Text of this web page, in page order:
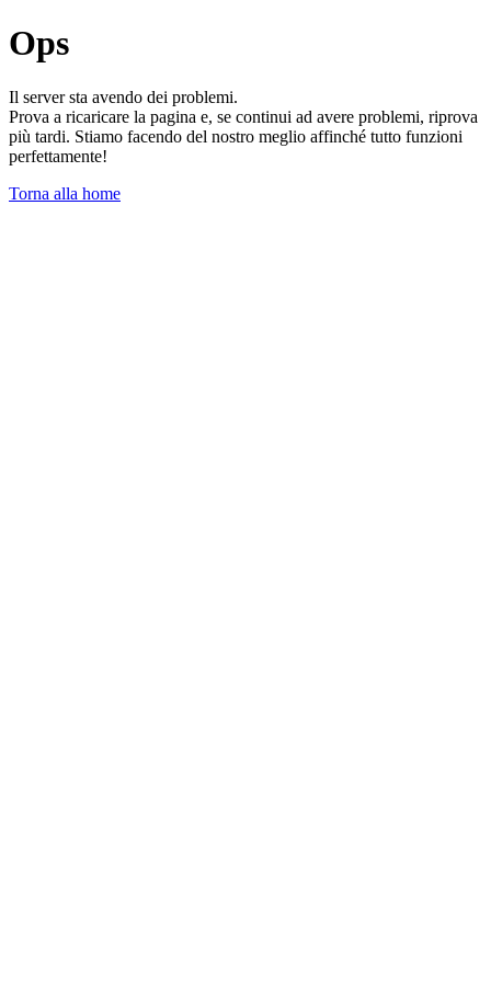
Ops
Il server sta avendo dei problemi.
Prova a ricaricare la pagina e, se continui ad avere problemi, riprova
più tardi. Stiamo facendo del nostro meglio affinché tutto funzioni
perfettamente!
Torna alla home